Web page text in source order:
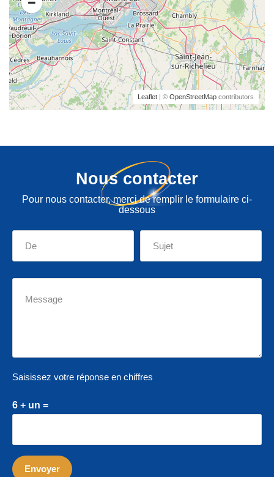
Leaflet | © OpenStreetMap contributors
Nous contacter
Pour nous contacter, merci de remplir le formulaire ci-
dessous
Saisissez votre réponse en chiffres
6 + un =